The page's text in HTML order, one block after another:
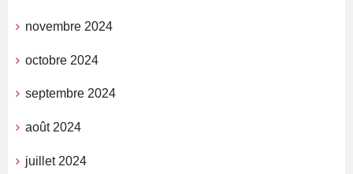
novembre 2024
octobre 2024
septembre 2024
août 2024
juillet 2024